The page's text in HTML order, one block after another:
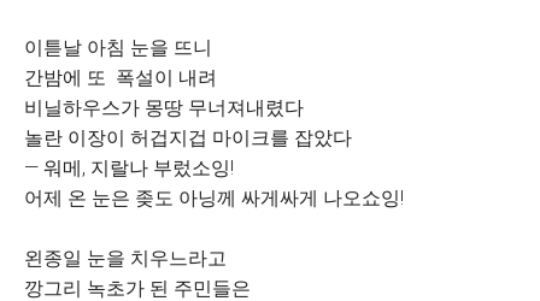
이튿날 아침 눈을 뜨니
간밤에 또 폭설이 내려
비닐하우스가 몽땅 무너져내렸다
놀란 이장이 허겁지겁 마이크를 잡았다
― 워메, 지랄나 부렀소잉!
어제 온 눈은 좆도 아닝께 싸게싸게 나오쇼잉!
왼종일 눈을 치우느라고
깡그리 녹초가 된 주민들은